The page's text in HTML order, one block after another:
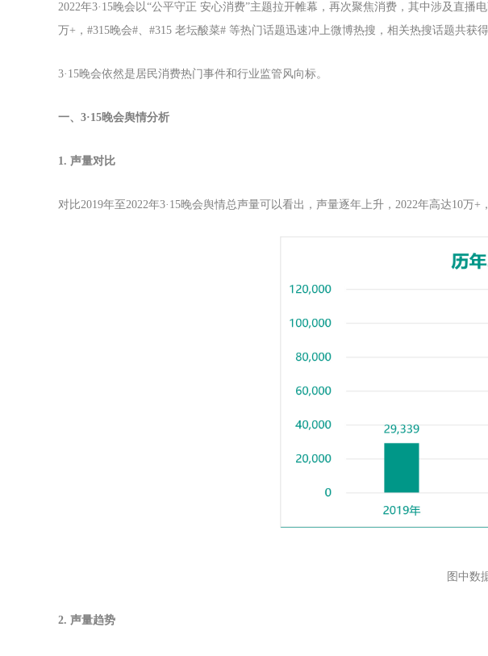
2022年3·15晚会以“公平守正 安心消费”主题拉开帷幕，再次聚焦消费，其中涉及直
万+，#315晚会#、#315 老坛酸菜# 等热门话题迅速冲上微博热搜，相关热搜话题共获
3·15晚会依然是居民消费热门事件和行业监管风向标。
一、 3·15晚会舆情分析
1. 声量对比
对比2019年至2022年3·15晚会舆情总声量可以看出，声量逐年上升，2022年高达10万
图中数
2. 声量趋势